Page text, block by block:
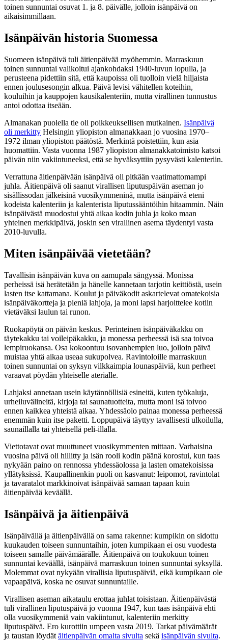
toinen sunnuntai osuvat 1. ja 8. päivälle, jolloin isänpäivä on
aikaisimmillaan.
Isänpäivän historia Suomessa
Suomeen isänpäivä tuli äitienpäivää myöhemmin. Marraskuun
toinen sunnuntai valikoitui ajankohdaksi 1940-luvun lopulla, ja
perusteena pidettiin sitä, että kaupoissa oli tuolloin vielä hiljaista
ennen joulusesongin alkua. Päivä levisi vähitellen koteihin,
kouluihin ja kauppojen kausikalenteriin, mutta virallinen tunnustus
antoi odottaa itseään.
Almanakan puolella tie oli poikkeuksellisen mutkainen. Isänpäivä
oli merkitty Helsingin yliopiston almanakkaan jo vuosina 1970–
1972 ilman yliopiston päätöstä. Merkintä poistettiin, kun asia
huomattiin. Vasta vuonna 1987 yliopiston almanakkatoimisto katsoi
päivän niin vakiintuneeksi, että se hyväksyttiin pysyvästi kalenteriin.
Verrattuna äitienpäivään isänpäivä oli pitkään vaatimattomampi
juhla. Äitienpäivä oli saanut virallisen liputuspäivän aseman jo
sisällissodan jälkeisinä vuosikymmeninä, mutta isänpäivä eteni
kodeista kalenteriin ja kalenterista liputussääntöihin hitaammin. Näin
isänpäivästä muodostui yhtä aikaa kodin juhla ja koko maan
yhteinen merkkipäivä, joskin sen virallinen asema täydentyi vasta
2010-luvulla.
Miten isänpäivää vietetään?
Tavallisin isänpäivän kuva on aamupala sängyssä. Monissa
perheissä isä herätetään ja hänelle kannetaan tarjotin keittiöstä, usein
lasten itse kattamana. Koulut ja päiväkodit askartelevat omatekoisia
isänpäiväkortteja ja pieniä lahjoja, ja moni lapsi harjoittelee kotiin
vietäväksi laulun tai runon.
Ruokapöytä on päivän keskus. Perinteinen isänpäiväkakku on
täytekakku tai voileipäkakku, ja monessa perheessä isä saa toivoa
lempiruokansa. Osa kokoontuu isovanhempien luo, jolloin päivä
muistaa yhtä aikaa useaa sukupolvea. Ravintoloille marraskuun
toinen sunnuntai on syksyn vilkkaimpia lounaspäiviä, kun perheet
varaavat pöydän yhteiselle aterialle.
Lahjaksi annetaan usein käytännöllisiä esineitä, kuten työkaluja,
urheiluvälineitä, kirjoja tai saunatuotteita, mutta moni isä toivoo
ennen kaikkea yhteistä aikaa. Yhdessäolo painaa monessa perheessä
enemmän kuin itse paketti. Loppupäivä täyttyy tavallisesti ulkoilulla,
saunaillalla tai yhteisellä peli-illalla.
Viettotavat ovat muuttuneet vuosikymmenten mittaan. Varhaisina
vuosina päivä oli hillitty ja isän rooli kodin päänä korostui, kun taas
nykyään paino on rennossa yhdessäolossa ja lasten omatekoisissa
yllätyksissä. Kaupallinenkin puoli on kasvanut: leipomot, ravintolat
ja tavaratalot markkinoivat isänpäivää samaan tapaan kuin
äitienpäivää keväällä.
Isänpäivä ja äitienpäivä
Isänpäivällä ja äitienpäivällä on sama rakenne: kumpikin on sidottu
kuukauden toiseen sunnuntaihin, joten kumpikaan ei osu vuodesta
toiseen samalle päivämäärälle. Äitienpäivä on toukokuun toinen
sunnuntai keväällä, isänpäivä marraskuun toinen sunnuntai syksyllä.
Molemmat ovat nykyään virallisia liputuspäiviä, eikä kumpikaan ole
vapaapäivä, koska ne osuvat sunnuntaille.
Virallisen aseman aikataulu erottaa juhlat toisistaan. Äitienpäivästä
tuli virallinen liputuspäivä jo vuonna 1947, kun taas isänpäivä ehti
olla vuosikymmeniä vain vakiintunut, kalenteriin merkitty
liputuspäivä. Ero kurottiin umpeen vasta 2019. Tarkat päivämäärät
ja taustan löydät äitienpäivän omalta sivulta sekä isänpäivän sivulta.